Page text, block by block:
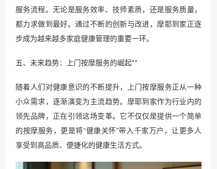
服务流程。无论是服务效率、技师素质，还是服务质量，
都力求做到最好。通过不断的创新与改进，摩耶到家正逐
步成为越来越多家庭健康管理的重要一环。
五、未来趋势：上门按摩服务的崛起**
随着人们对健康意识的不断提升，上门按摩服务正从一种
小众需求，逐渐演变为主流趋势。摩耶到家作为行业内的
领先品牌，正在引领这场变革。它不仅仅是提供一个简单
的按摩服务，更是将“健康关怀”带入千家万户，让更多人
享受到高品质、便捷化的健康生活方式。